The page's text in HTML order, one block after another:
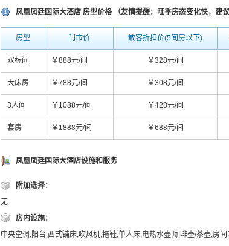
凤凰凤廷国际大酒店 房型价格 （友情提醒：旺季房态变化快，建
房型 门市价 散客折扣价(5间房以下)
双标间 ￥888元/间 ￥328元/间
大床房 ￥788元/间 ￥308元/间
3人间 ￥1088元/间 ￥428元/间
套房 ￥1888元/间 ￥688元/间
凤凰凤廷国际大酒店设施和服务
附加选择：
无
房内设施：
中央空调,阳台,西式铺床,吹风机,拖鞋,单人床,电热水壶,咖啡壶/茶壶,房